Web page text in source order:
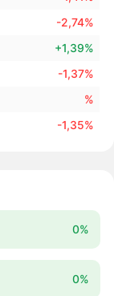
-2,74%
+1,39%
-1,37%
%
-1,35%
0%
0%